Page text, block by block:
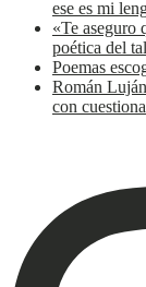
ese es mi
«Te aseguro
poética del
Poemas
Román
con